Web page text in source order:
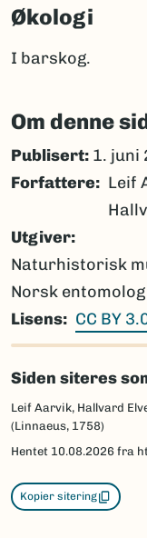
Økologi
I barskog.
Om denne
Publisert: 1. juni
Forfattere
Leif
Utgiver
Naturhistorisk
Norsk
Lisens
CC BY
Siden siteres
Leif Aarvik, Hallvard
(Linnaeus, 1758)
Hentet 10.08.2026 fra
Kopier sitering